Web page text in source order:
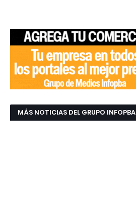
MÁS NOTICIAS DEL GRUPO INFOPBA